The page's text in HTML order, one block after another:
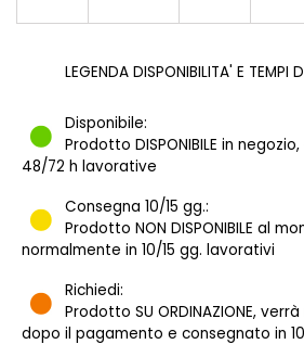
LEGENDA DISPONIBILITA' E TEMPI
Disponibile:
Prodotto DISPONIBILE in
48/72 h lavorative
Consegna 10/15 gg.:
Prodotto NON DISPONIBILE al
normalmente in 10/15 gg. lavorativi
Richiedi:
Prodotto SU ORDINAZIONE,
dopo il pagamento e consegnato in